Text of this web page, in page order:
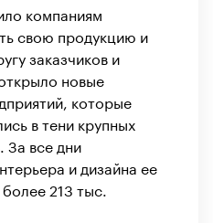
компаниям
свою продукцию и
заказчиков и
новые
которые
в тени крупных
За все дни
и дизайна ее
213 тыс.